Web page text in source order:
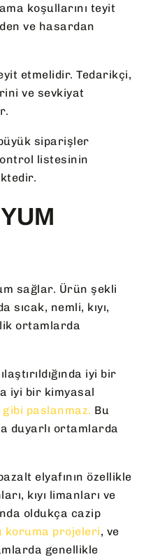
koşullarını teyit
ve hasardan
etmelidir. Tedarikçi,
ve sevkiyat
siparişler
listesinin
sağlar. Ürün şekli
sıcak, nemli, kıyı,
ortamlarda
iyi bir
iyi bir kimyasal
gibi paslanmaz. Bu
duyarlı ortamlarda
elyafının özellikle
kıyı limanları ve
oldukça cazip
koruma projeleri, ve
genellikle